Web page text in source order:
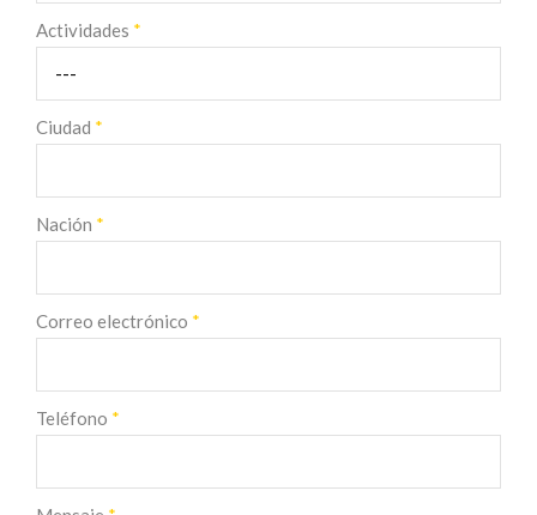
Actividades *
Ciudad *
Nación *
Correo electrónico *
Teléfono *